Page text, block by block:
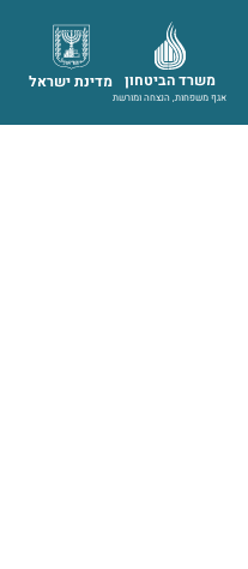
מדינת ישראל משרד הביטחון
אגף משפחות, הנצחה ומורשת